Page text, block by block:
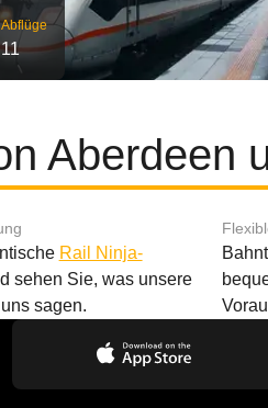
Abflüge
11
Aberdeen
Rail Ninja-
sehen Sie, was unsere
sagen.